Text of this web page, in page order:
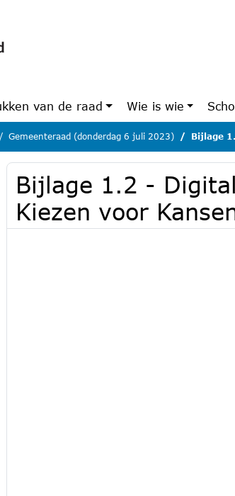
van de raad Wie is wie
Gemeenteraad (donderdag 6 juli 2023) Bijlage 1.2 -
Bijlage 1.2 -
Kiezen voor